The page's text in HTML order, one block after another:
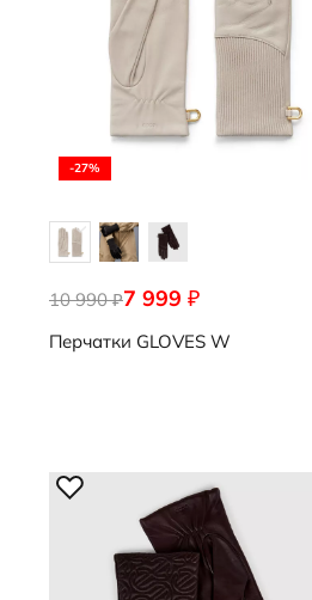
-27%
7 999 ₽
10 990₽
9107252/90164
Перчатки GLOVES W